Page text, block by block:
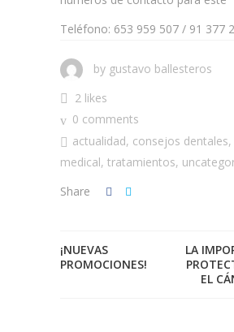
Teléfono: 653 959 507 / 91 377
by gustavo ballesteros
2 likes
0 comments
actualidad, consejos dentales,
medical, tratamientos,
Share
¡NUEVAS
PROMOCIONES!
LA
EL